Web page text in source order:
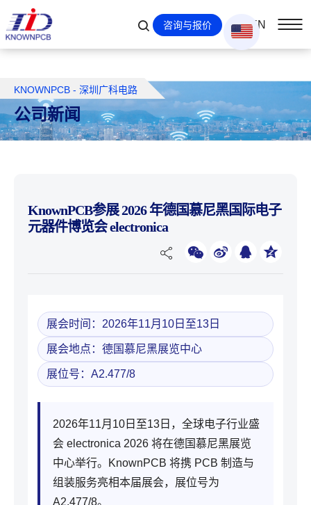
咨询与报价 EN
KNOWNPCB - 深圳广科电路
公司新闻
KnownPCB参展 2026 年德国慕尼黑国际电子
元器件博览会 electronica
展会时间：2026年11月10日至13日
展会地点：德国慕尼黑展览中心
展位号：A2.477/8
2026年11月10日至13日，全球电子行业盛
会 electronica 2026 将在德国慕尼黑展览
中心举行。KnownPCB 将携 PCB 制造与
组装服务亮相本届展会，展位号为
A2.477/8。